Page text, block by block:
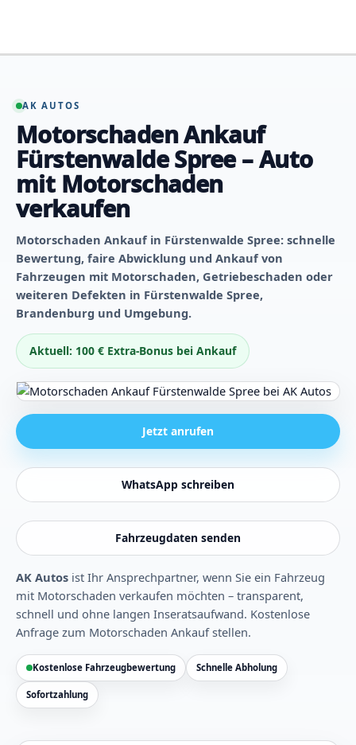
springen
AK AUTOS
Motorschaden Ankauf
Fürstenwalde Spree – Auto
mit Motorschaden
verkaufen
Motorschaden Ankauf in Fürstenwalde Spree: schnelle
Bewertung, faire Abwicklung und Ankauf von
Fahrzeugen mit Motorschaden, Getriebeschaden oder
weiteren Defekten in Fürstenwalde Spree,
Brandenburg und Umgebung.
Aktuell: 100 € Extra-Bonus bei Ankauf
Jetzt anrufen
WhatsApp schreiben
Fahrzeugdaten senden
AK Autos ist Ihr Ansprechpartner, wenn Sie ein Fahrzeug
mit Motorschaden verkaufen möchten – transparent,
schnell und ohne langen Inseratsaufwand. Kostenlose
Anfrage zum Motorschaden Ankauf stellen.
Kostenlose Fahrzeugbewertung Schnelle Abholung
Sofortzahlung